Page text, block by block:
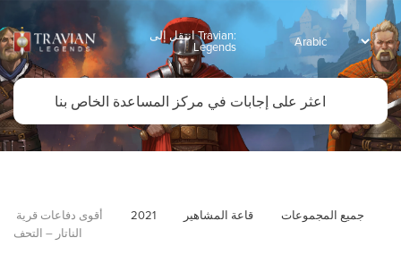
انتقل إلى Travian:
Legends
جميع المجموعات قاعة المشاهير 2021
أقوى دفاعات قرية
الناتار – التحف